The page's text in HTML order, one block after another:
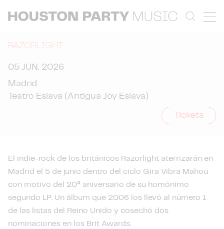
RAZORLIGHT
05 JUN. 2026
Madrid
Teatro Eslava (Antigua Joy Eslava)
Tickets
El indie-rock de los británicos Razorlight aterrizarán en
Madrid el 5 de junio dentro del ciclo Gira Vibra Mahou
con motivo del 20º aniversario de su homónimo
segundo LP. Un álbum que 2006 los llevó al número 1
de las listas del Reino Unido y cosechó dos
nominaciones en los Brit Awards.